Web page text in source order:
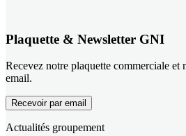
Plaquette & Newsletter GNI
Recevez notre plaquette commerciale et
email.
Recevoir par email
Actualités groupement